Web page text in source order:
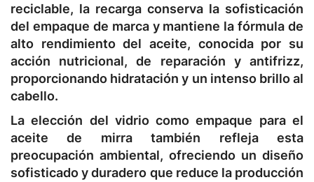
reciclable, la recarga conserva la sofisticación
del empaque de marca y mantiene la fórmula de
alto rendimiento del aceite, conocida por su
acción nutricional, de reparación y antifrizz,
proporcionando hidratación y un intenso brillo al
cabello.
La elección del vidrio como empaque para el
aceite de mirra también refleja esta
preocupación ambiental, ofreciendo un diseño
sofisticado y duradero que reduce la producción